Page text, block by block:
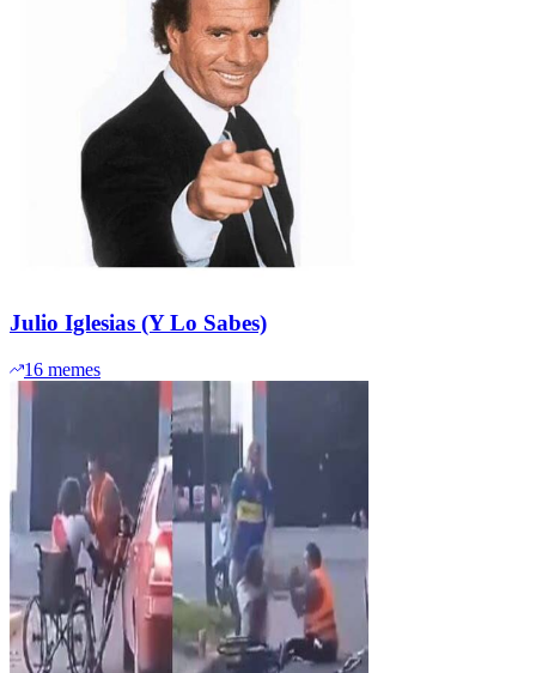
Julio Iglesias (Y Lo Sabes)
16 memes